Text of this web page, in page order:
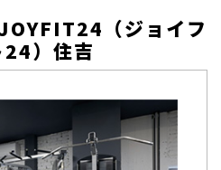
（ジョイフ
24）住吉